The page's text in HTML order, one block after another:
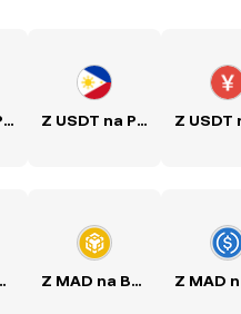
Z USDT na PKR Z USDT na PHP
ETH Z MAD na BNB